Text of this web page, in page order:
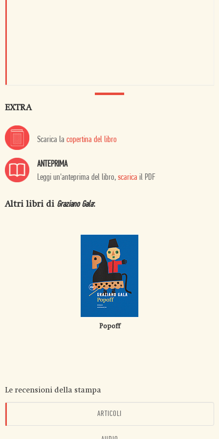
EXTRA
Scarica la copertina del libro
ANTEPRIMA
Leggi un'anteprima del libro, scarica il PDF
Altri libri di Graziano Gala:
Popoff
Le recensioni della stampa
ARTICOLI